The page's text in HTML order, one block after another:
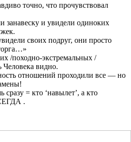
точно, что прочувствовал
и увидели одиноких
своих подруг, они просто
/походно-экстремальных /
Человека видно.
отношений проходили все — но
cразу = кто ‘навылет’, а кто
.